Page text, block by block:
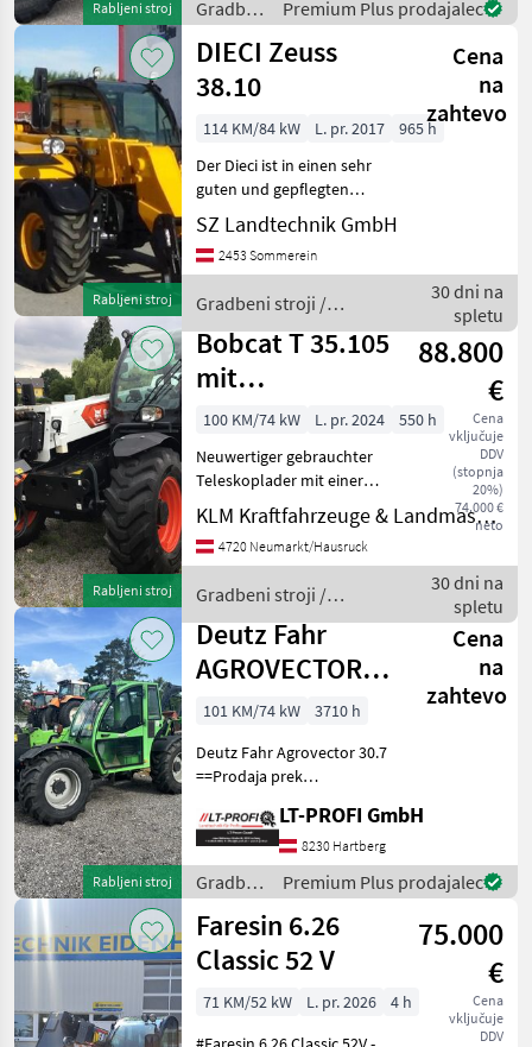
Rabljeni stroj
Hydraulikpume ermöglicht
mehrere Funktionen
gleichzeiti
Gradbeni
stroji /
Manitou
Premium Plus prodajalec
Rabljeni stroj
DIECI Zeuss
38.10
Cena
na
zahtevo
114 KM/84 kW L. pr. 2017
965 h
Der Dieci ist in einen sehr
guten und gepflegten
Zustand. Jederzeit ist eine
Besichtigung bei uns
persönlich möglich.
blokada orodja, 4-kole
SZ Landtechnik GmbH
2453 Sommerein
Gradbeni stroji /
Dieci
30 dni na
spletu
Rabljeni stroj
Bobcat T 35.105
mit
Nivauausgleich
88.800
€
Cena
vključuje
DDV
(stopnja
20%)
74.000 €
neto
100 KM/74 kW L. pr. 2024
550 h
Neuwertiger gebrauchter
Teleskoplader mit einer
Hubhöhe von 10, 3m und
einer Hubkraft von 3500 kg
Bereifung: 400/80R24 3.
Hydrostat K
KLM Kraftfahrzeuge & Landmaschinen GmbH
4720 Neumarkt/Hausruck
Gradbeni stroji /
Bobcat
30 dni na
spletu
Rabljeni stroj
Deutz Fahr
AGROVECTOR
30,7
Cena
na
zahtevo
101 KM/74 kW
3710 h
Deutz Fahr Agrovector 30.7
==Prodaja prek
voljo -takoj pripravljen za
uporabo Stroj si lahko
ogledate pri #LT-Profi
GmbH #LandtechnikFürPro
LT-PROFI GmbH
8230 Hartberg
Gradbeni
stroji /
Deutz
Fahr
Premium Plus prodajalec
Faresin 6.26
Classic 52 V
75.000
€
Cena
vključuje
DDV
71 KM/52 kW L. pr. 2026
4 h